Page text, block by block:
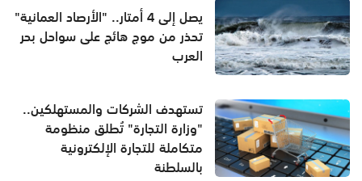
يصل إلى 4 أمتار.. "الأرصاد العمانية"
تحذر من موج هائج على سواحل بحر
العرب
تستهدف الشركات والمستهلكين..
"وزارة التجارة" تُطلق منظومة
متكاملة للتجارة الإلكترونية
بالسلطنة